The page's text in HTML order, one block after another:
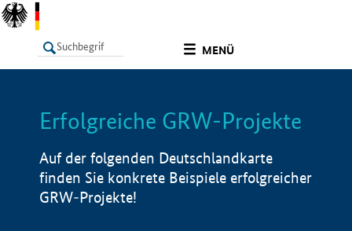
MENÜ
LISTE Info
Erfolgreiche GRW-Projekte
Auf der folgenden Deutschlandkarte
finden Sie konkrete Beispiele erfolgreicher
GRW-Projekte!